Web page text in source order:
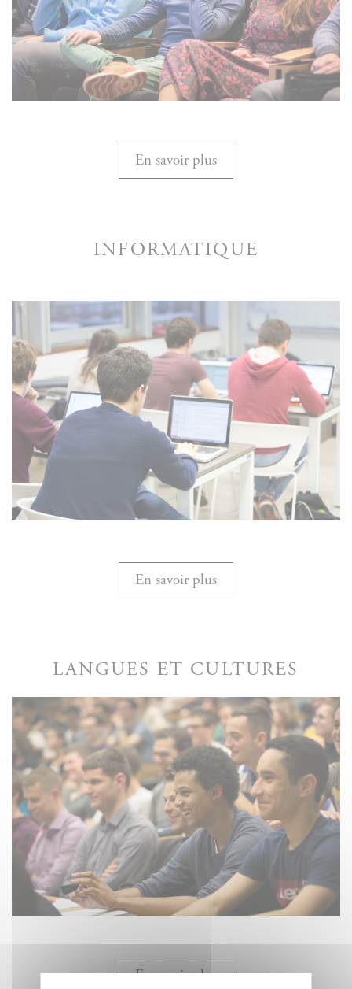
En savoir plus
INFORMATIQUE
En savoir plus
LANGUES ET CULTURES
En savoir plus